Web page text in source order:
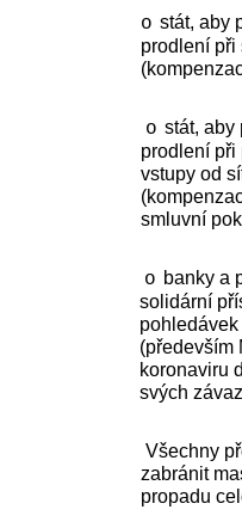
o stát, aby
prodlení při
o stát, aby
prodlení při
vstupy od
smluvní
o banky a
solidární
pohledávek
(především
koronaviru
svých
Všechny
zabránit
propadu